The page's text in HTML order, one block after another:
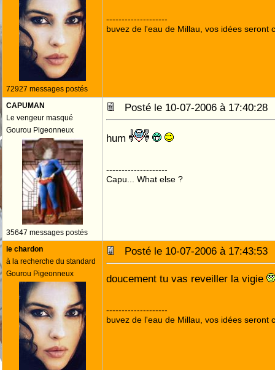
72927 messages postés
--------------------
buvez de l'eau de Millau, vos idées seront
CAPUMAN
Le vengeur masqué
Gourou Pigeonneux
35647 messages postés
Posté le 10-07-2006 à
hum
--------------------
Capu... What else ?
le chardon
à la recherche du standard
Gourou Pigeonneux
Posté le 10-07-2006 à
doucement tu vas reveiller la vigie
--------------------
buvez de l'eau de Millau, vos idées seront